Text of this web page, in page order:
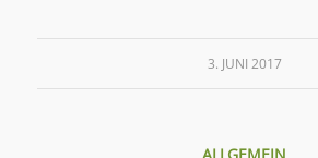
3. JUNI 2017